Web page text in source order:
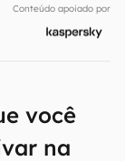
Conteúdo apoiado por
você
na
primeira